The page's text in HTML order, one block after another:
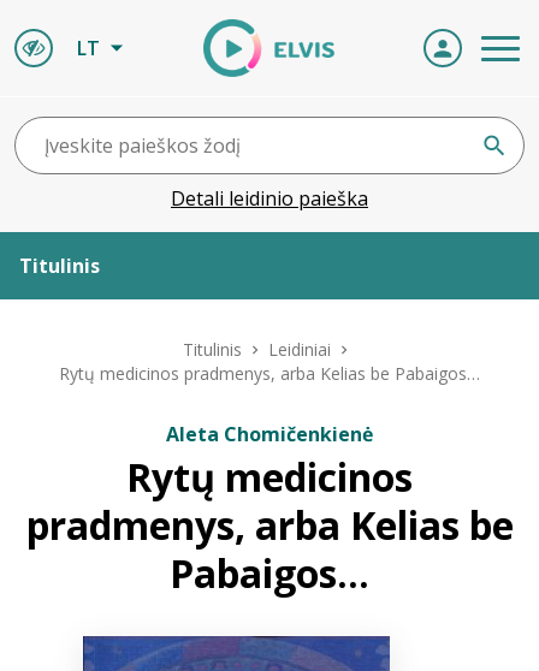
LT
Detali leidinio paieška
Titulinis
ELVIS atvyksta
Naujienos
Titulinis
Leidiniai
Rytų medicinos pradmenys, arba Kelias be Pabaigos…
Aleta Chomičenkienė
Rytų medicinos
pradmenys, arba Kelias be
Pabaigos…